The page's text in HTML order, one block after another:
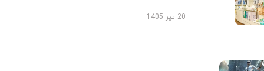
20 تیر 1405